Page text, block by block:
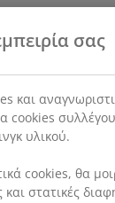
σας
και
cookies
υλικού.
cookies, θα
και στατικές